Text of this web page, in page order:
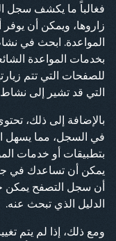
فغالباً ما يكشف سجل
زاروها، ويمكن أن يوفر
بخدمات المواعدة
للصفحات التي تتم
التي قد تشير إلى
بالإضافة إلى ذلك،
في السجل، مما يسهل
بتطبيقات أو خدمات
يمكن أن تساعدك في
أن سجل التصفح يمكن
الدليل الذي تبحث عنه.
ومع ذلك، إذا لم يتم